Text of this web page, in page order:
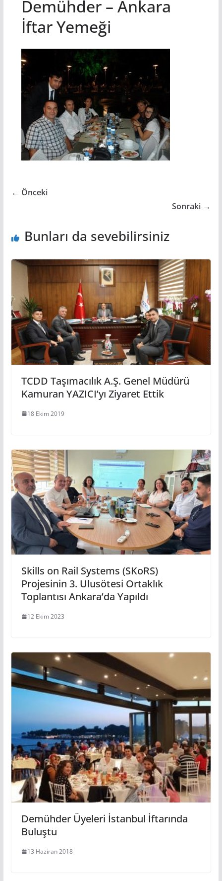
Demühder – Ankara
İftar Yemeği
← Önceki
Sonraki →
Bunları da sevebilirsiniz
TCDD Taşımacılık A.Ş. Genel Müdürü
Kamuran YAZICI’yı Ziyaret Ettik
18 Ekim 2019
Skills on Rail Systems (SKoRS)
Projesinin 3. Ulusötesi Ortaklık
Toplantısı Ankara’da Yapıldı
12 Ekim 2023
Demühder Üyeleri İstanbul İftarında
Buluştu
13 Haziran 2018